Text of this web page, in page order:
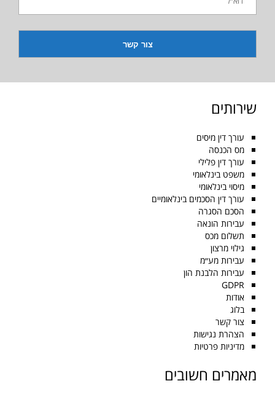
שירותים
עורך דין מיסים
מס הכנסה
עורך דין פלילי
משפט בינלאומי
מיסוי בינלאומי
עורך דין הסכמים בינלאומיים
הסכם הסגרה
עבירות הונאה
תשלום מכס
גילוי מרצון
עבירות מע״מ
עבירות הלבנת הון
GDPR
אודות
בלוג
צור קשר
הצהרת נגישות
מדיניות פרטיות
מאמרים חשובים